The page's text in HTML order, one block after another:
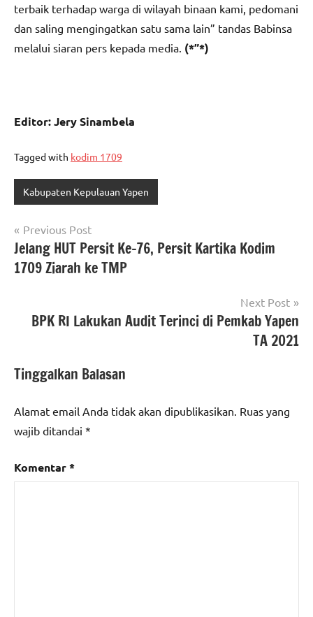
terbaik terhadap warga di wilayah binaan kami, pedomani
dan saling mengingatkan satu sama lain” tandas Babinsa
melalui siaran pers kepada media. (*”*)
Editor: Jery Sinambela
Tagged with kodim 1709
Kabupaten Kepulauan Yapen
Navigasi
pos
Previous Post
Jelang HUT Persit Ke-76, Persit Kartika Kodim
1709 Ziarah ke TMP
Next Post
BPK RI Lakukan Audit Terinci di Pemkab Yapen
TA 2021
Tinggalkan Balasan
Alamat email Anda tidak akan dipublikasikan. Ruas yang
wajib ditandai *
Komentar*